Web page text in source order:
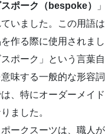
スポーク（bespoke）
いました。この用語
作る際に使用されまし
スポーク」という言葉
意味する一般的な形容
、特にオーダーメイ
ました。
ポークスーツは、職人